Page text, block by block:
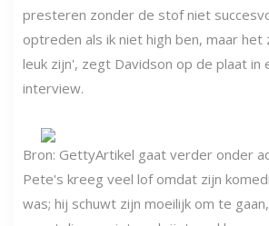
presteren zonder de stof niet
optreden als ik niet high ben, maar
leuk zijn', zegt Davidson op de plaat in
interview.
Bron: GettyArtikel gaat verder onder
Pete's kreeg veel lof omdat zijn
was; hij schuwt zijn moeilijk om te